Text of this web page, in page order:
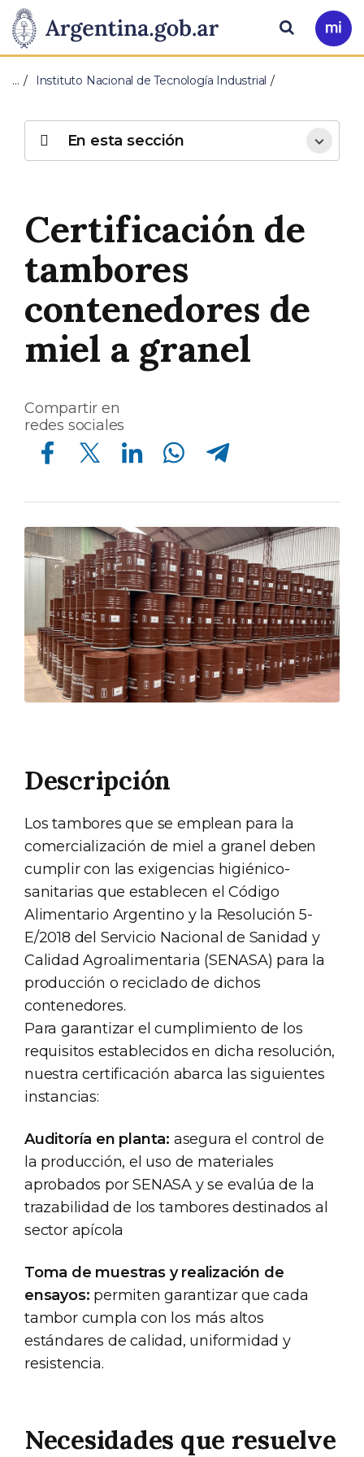
Presidencia
de
Nación
Pasar al contenido principal
Ir
a
Buscar
… Instituto Nacional de Tecnología Industrial
Certificación de
tambores
contenedores de
miel a granel
Compartir en
redes sociales
Compartir en Facebook Compartir en Twitter Compartir en Linkedin Compartir en Whatsapp Compartir en Telegram
Descripción
Los tambores que se emplean para la
comercialización de miel a granel deben
cumplir con las exigencias higiénico-
sanitarias que establecen el Código
Alimentario Argentino y la Resolución 5-
E/2018 del Servicio Nacional de Sanidad y
Calidad Agroalimentaria (SENASA) para la
producción o reciclado de dichos
contenedores.
Para garantizar el cumplimiento de los
requisitos establecidos en dicha resolución,
nuestra certificación abarca las siguientes
instancias:
Auditoría en planta: asegura el control de
la producción, el uso de materiales
aprobados por SENASA y se evalúa de la
trazabilidad de los tambores destinados al
sector apícola
Toma de muestras y realización de
ensayos: permiten garantizar que cada
tambor cumpla con los más altos
estándares de calidad, uniformidad y
resistencia.
Necesidades que resuelve
En esta sección